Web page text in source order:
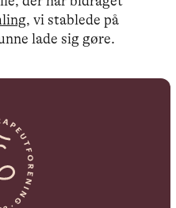
, vi stablede på
lade sig gøre.